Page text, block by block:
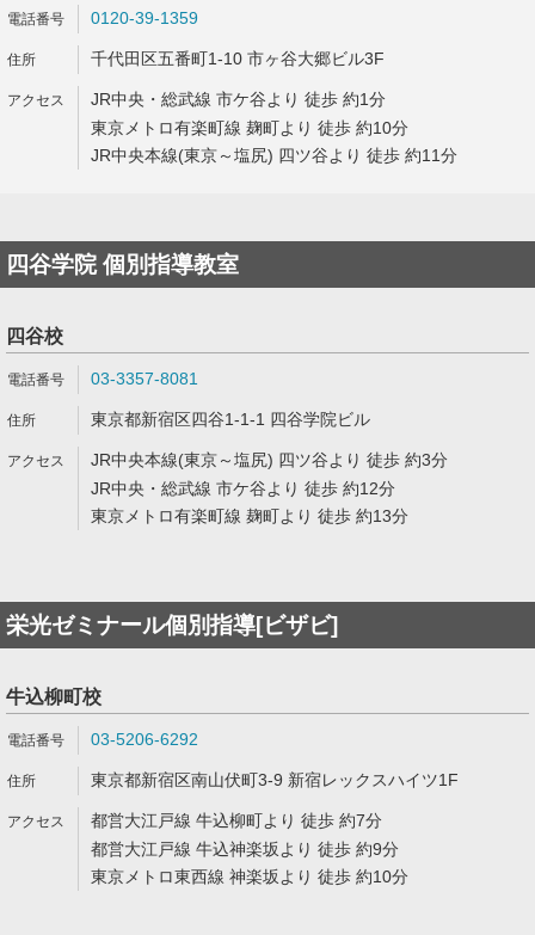
0120-39-1359
千代田区五番町1-10 市ヶ谷大郷ビル3F
JR中央・総武線 市ケ谷より 徒歩 約1分
東京メトロ有楽町線 麹町より 徒歩 約10分
JR中央本線(東京～塩尻) 四ツ谷より 徒歩 約11分
四谷学院 個別指導教室
四谷校
03-3357-8081
東京都新宿区四谷1-1-1 四谷学院ビル
JR中央本線(東京～塩尻) 四ツ谷より 徒歩 約3分
JR中央・総武線 市ケ谷より 徒歩 約12分
東京メトロ有楽町線 麹町より 徒歩 約13分
栄光ゼミナール個別指導[ビザビ]
牛込柳町校
03-5206-6292
東京都新宿区南山伏町3-9 新宿レックスハイツ1F
都営大江戸線 牛込柳町より 徒歩 約7分
都営大江戸線 牛込神楽坂より 徒歩 約9分
東京メトロ東西線 神楽坂より 徒歩 約10分